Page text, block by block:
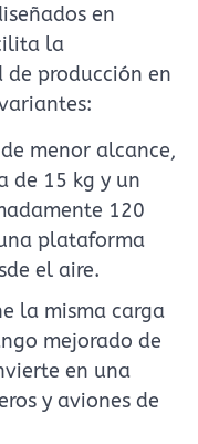
en
la
producción en
menor alcance,
de 15 kg y un
120
plataforma
el aire.
la misma carga
mejorado de
en una
y aviones de